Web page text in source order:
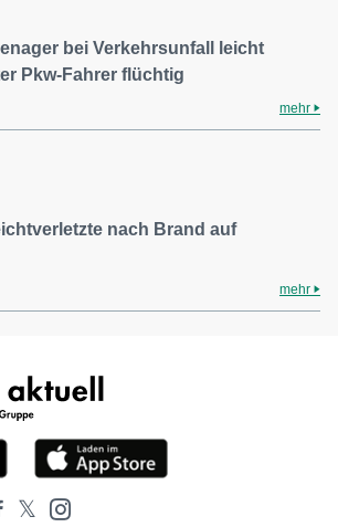
bei Verkehrsunfall leicht
Pkw-Fahrer flüchtig
mehr
nach Brand auf
mehr